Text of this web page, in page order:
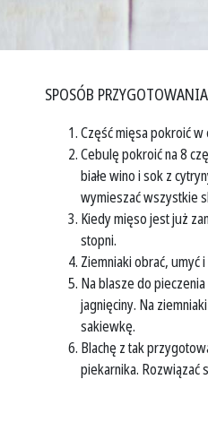
SPOSÓB
Część mięsa pokroić w
Cebulę pokroić na 8
białe wino i sok z
wymieszać wszystkie
Kiedy mięso jest już
stopni.
Ziemniaki obrać, umyć
Na blasze do
jagnięciny. Na
sakiewkę.
Blachę z tak
piekarnika. Rozwiązać